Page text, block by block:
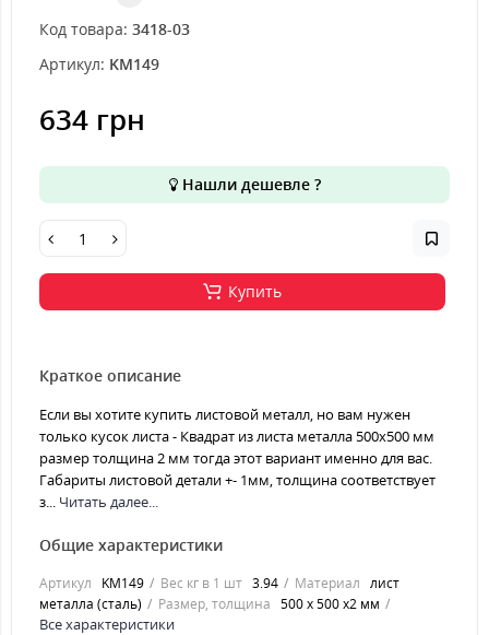
Код товара: 3418-03
Артикул: KM149
634 грн
Нашли дешевле ?
Купить
Краткое описание
Если вы хотите купить листовой металл, но вам нужен
только кусок листа - Квадрат из листа металла 500х500 мм
размер толщина 2 мм тогда этот вариант именно для вас.
Габариты листовой детали +- 1мм, толщина соответствует
з... Читать далее...
Общие характеристики
Артикул KM149 Вес кг в 1 шт 3.94 Материал лист
металла (сталь)
Размер, толщина 500 х 500 х2 мм
Все характеристики